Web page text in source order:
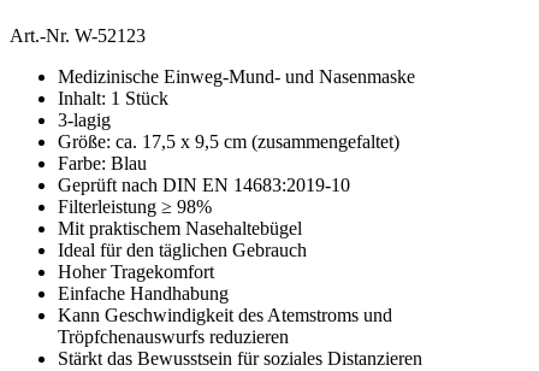
Art.-Nr. W-52123
Medizinische Einweg-Mund- und Nasenmaske
Inhalt: 1 Stück
3-lagig
Größe: ca. 17,5 x 9,5 cm (zusammengefaltet)
Farbe: Blau
Geprüft nach DIN EN 14683:2019-10
Filterleistung ≥ 98%
Mit praktischem Nasehaltebügel
Ideal für den täglichen Gebrauch
Hoher Tragekomfort
Einfache Handhabung
Kann Geschwindigkeit des Atemstroms und
Tröpfchenauswurfs reduzieren
Stärkt das Bewusstsein für soziales Distanzieren